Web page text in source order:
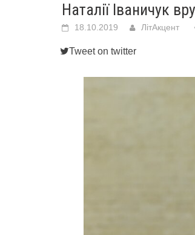
Наталії Іваничук
18.10.2019 ЛітАкцент
Tweet on twitter